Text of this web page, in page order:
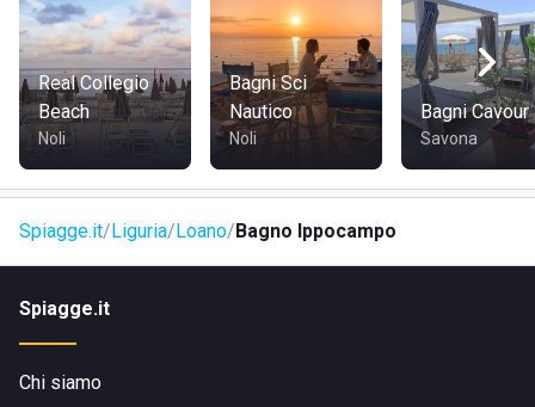
Real Collegio
Beach
Noli
Bagni Sci
Nautico
Noli
Bagni Cavour
Savona
Spiagge.it Liguria Loano Bagno Ippocampo
Spiagge.it
Chi siamo